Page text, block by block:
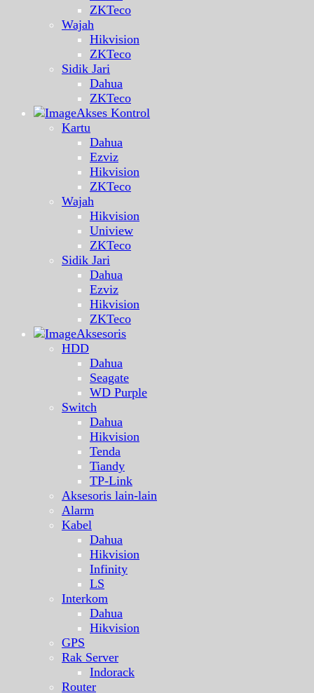
ZKTeco
Wajah
Hikvision
ZKTeco
Sidik Jari
Dahua
ZKTeco
Akses Kontrol
Kartu
Dahua
Ezviz
Hikvision
ZKTeco
Wajah
Hikvision
Uniview
ZKTeco
Sidik Jari
Dahua
Ezviz
Hikvision
ZKTeco
Aksesoris
HDD
Dahua
Seagate
WD Purple
Switch
Dahua
Hikvision
Tenda
Tiandy
TP-Link
Aksesoris lain-lain
Alarm
Kabel
Dahua
Hikvision
Infinity
LS
Interkom
Dahua
Hikvision
GPS
Rak Server
Indorack
Router